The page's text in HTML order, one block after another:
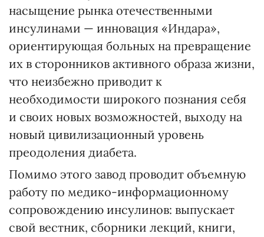
насыщение рынка отечественными
инсулинами — инновация «Индара»,
ориентирующая больных на превращение
их в сторонников активного образа жизни,
что неизбежно приводит к
необходимости широкого познания себя
и своих новых возможностей, выходу на
новый цивилизационный уровень
преодоления диабета.
Помимо этого завод проводит объемную
работу по медико-информационному
сопровождению инсулинов: выпускает
свой вестник, сборники лекций, книги,